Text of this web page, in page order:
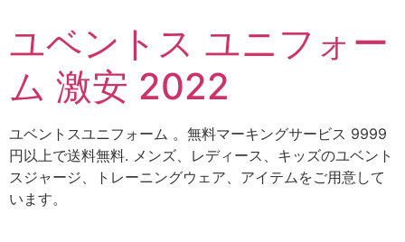
テ
ツ
ス
キ
ッ
プ
ユベントス ユニフォー
ム 激安 2022
ユベントスユニフォーム 。無料マーキングサービス 9999
円以上で送料無料. メンズ、レディース、キッズのユベント
スジャージ、トレーニングウェア、アイテムをご用意して
います。